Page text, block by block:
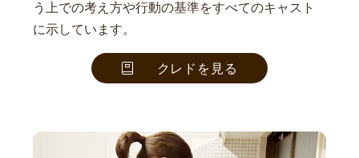
う上での考え方や行動の基準をすべてのキャスト
に示しています。
クレドを見る